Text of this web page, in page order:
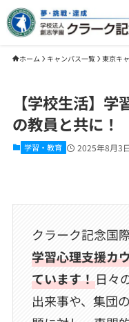
ホーム キャンパス一覧 東京キ
【学校生活】
の教員と共に！
学習・教育 2025年8月3日
クラーク記念国
学習心理支援カ
ています！日々
出来事や、集団